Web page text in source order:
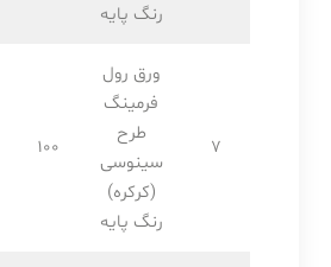
رنگ پایه
7
ورق رول
فرمینگ
طرح
سینوسی
(کرکره)
رنگ پایه
100